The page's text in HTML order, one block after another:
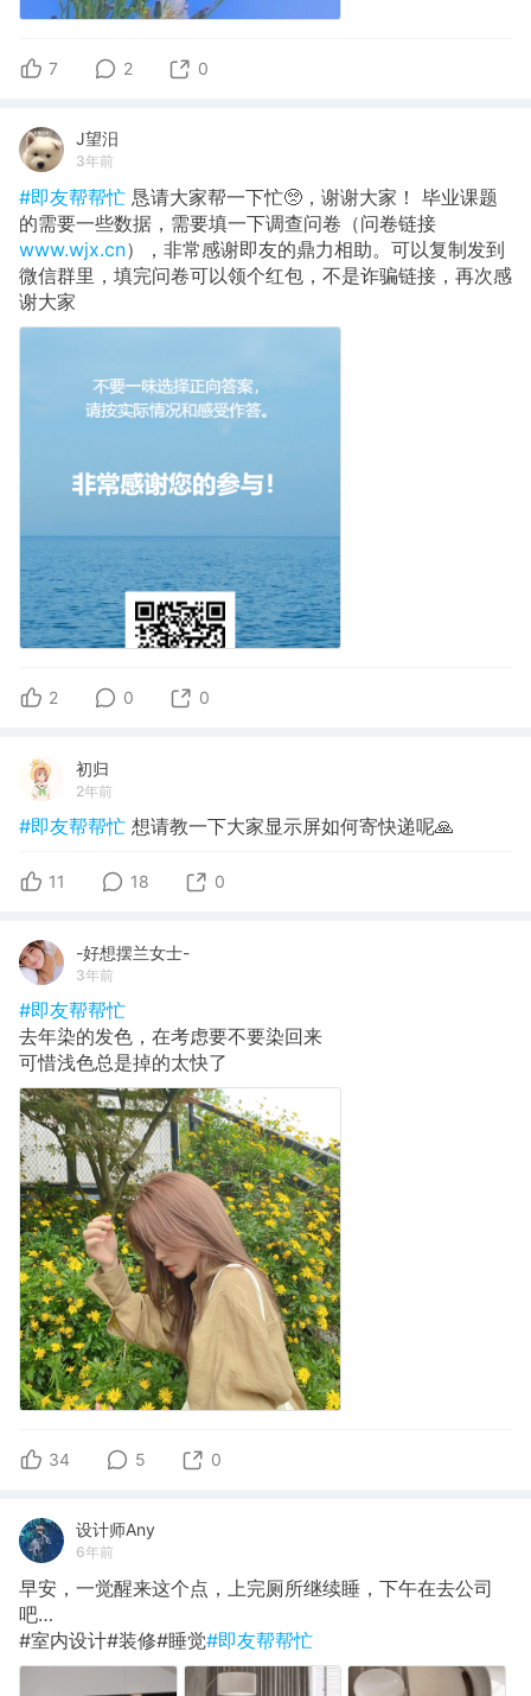
7 2 0
J望汨
3年前
#即友帮帮忙 恳请大家帮一下忙🥺，谢谢大家！ 毕业课题
的需要一些数据，需要填一下调查问卷（问卷链接
www.wjx.cn），非常感谢即友的鼎力相助。可以复制发到
微信群里，填完问卷可以领个红包，不是诈骗链接，再次感
谢大家
2 0 0
初归
2年前
#即友帮帮忙 想请教一下大家显示屏如何寄快递呢🙏
11 18 0
-好想摆兰女士-
3年前
#即友帮帮忙
去年染的发色，在考虑要不要染回来
可惜浅色总是掉的太快了
34 5 0
设计师Any
6年前
早安，一觉醒来这个点，上完厕所继续睡，下午在去公司
吧…
#室内设计#装修#睡觉#即友帮帮忙